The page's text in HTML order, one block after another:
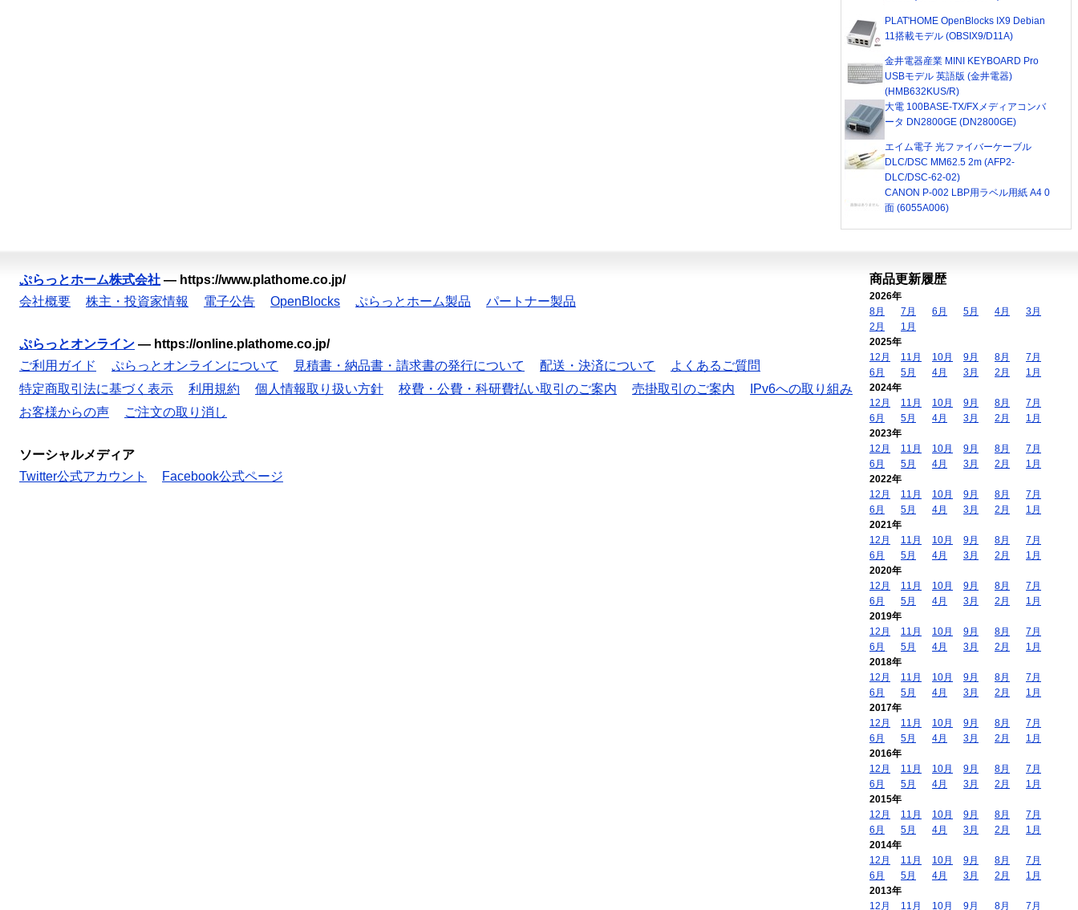
PLAT'HOME OpenBlocks IX9 Debian
11搭載モデル (OBSIX9/D11A)
金井電器産業 MINI KEYBOARD Pro
USBモデル 英語版 (金井電器)
(HMB632KUS/R)
大電 100BASE-TX/FXメディアコンバ
ータ DN2800GE (DN2800GE)
エイム電子 光ファイバーケーブル
DLC/DSC MM62.5 2m (AFP2-
DLC/DSC-62-02)
CANON P-002 LBP用ラベル用紙 A4 0
面 (6055A006)
ぷらっとホーム株式会社 — https://www.plathome.co.jp/
会社概要
株主・投資家情報 電子公告 OpenBlocks ぷらっとホーム製品 パートナー製品
ぷらっとオンライン — https://online.plathome.co.jp/
ご利用ガイド
ぷらっとオンラインについて 見積書・納品書・請求書の発行について 配送・決済について
よくあるご質問
特定商取引法に基づく表示
利用規約 個人情報取り扱い方針 校費・公費・科研費払い取引のご案内 売掛取引のご案内
IPv6への取り組み
お客様からの声
ご注文の取り消し
ソーシャルメディア
Twitter公式アカウント
Facebook公式ページ
商品更新履歴
2026年
8月
7月 6月 5月 4月
3月
2月
1月
2025年
12月
11月 10月 9月 8月
7月
6月
5月 4月 3月 2月
1月
2024年
12月
11月 10月 9月 8月
7月
6月
5月 4月 3月 2月
1月
2023年
12月
11月 10月 9月 8月
7月
6月
5月 4月 3月 2月
1月
2022年
12月
11月 10月 9月 8月
7月
6月
5月 4月 3月 2月
1月
2021年
12月
11月 10月 9月 8月
7月
6月
5月 4月 3月 2月
1月
2020年
12月
11月 10月 9月 8月
7月
6月
5月 4月 3月 2月
1月
2019年
12月
11月 10月 9月 8月
7月
6月
5月 4月 3月 2月
1月
2018年
12月
11月 10月 9月 8月
7月
6月
5月 4月 3月 2月
1月
2017年
12月
11月 10月 9月 8月
7月
6月
5月 4月 3月 2月
1月
2016年
12月
11月 10月 9月 8月
7月
6月
5月 4月 3月 2月
1月
2015年
12月
11月 10月 9月 8月
7月
6月
5月 4月 3月 2月
1月
2014年
12月
11月 10月 9月 8月
7月
6月
5月 4月 3月 2月
1月
2013年
12月
11月 10月 9月 8月 7月